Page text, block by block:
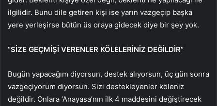
ilgilidir. Bunu dile getiren kişi ise yarın vazgeçip başka
yere yerleşirse bütün üs oraya gidecek diye bir şey yok.
“SİZE GEÇMİŞİ VERENLER KÖLELERİNİZ DEĞİLDİR”
Bugün yapacağım diyorsun, destek alıyorsun, üç gün sonra
vazgeçiyorum diyorsun. Sizi destekleyenler köleniz
değildir. Onlara ‘Anayasa’nın ilk 4 maddesini değiştirecek